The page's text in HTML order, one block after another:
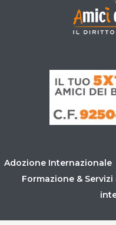
Adozione Internazionale
Formazione &